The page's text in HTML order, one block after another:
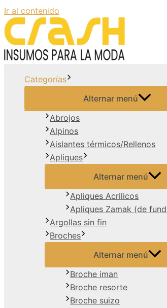
Ir al contenido
Categorías
Alternar menú
Abrojos
Alpinos
Aislantes térmicos/Rellenos
Apliques
Alternar menú
Apliques Acrilicos
Apliques Zamak (de
Argollas sin fin
Broches
Alternar menú
Broche iman
Broche resorte
Broche suizo